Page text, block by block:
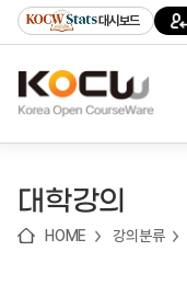
기
기
기
content)
가
대시보드
대학강의
HOME 강의분류